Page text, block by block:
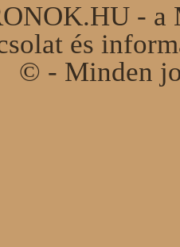
- a
és
© - Minden